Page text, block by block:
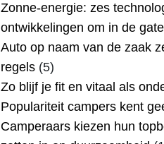
Zonne-energie: zes
ontwikkelingen om in de
Auto op naam van de zaak
regels(5)
Zo blijf je fit en vitaal als
Populariteit campers kent
Camperaars kiezen hun